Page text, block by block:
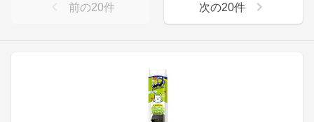
前の20件 次の20件